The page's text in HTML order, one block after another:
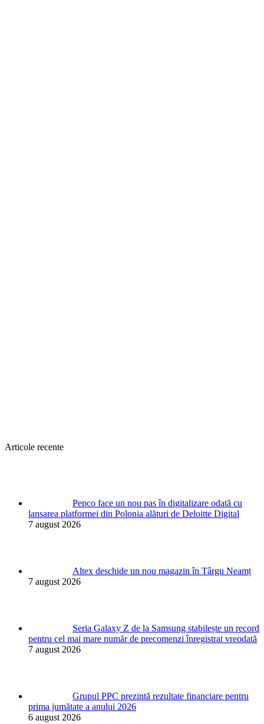
Articole recente
Pepco face un nou pas în digitalizare odată cu
lansarea platformei din Polonia alături de Deloitte Digital
7 august 2026
Altex deschide un nou magazin în Târgu Neamț
7 august 2026
Seria Galaxy Z de la Samsung stabilește un record
pentru cel mai mare număr de precomenzi înregistrat vreodată
7 august 2026
Grupul PPC prezintă rezultate financiare pentru
prima jumătate a anului 2026
6 august 2026